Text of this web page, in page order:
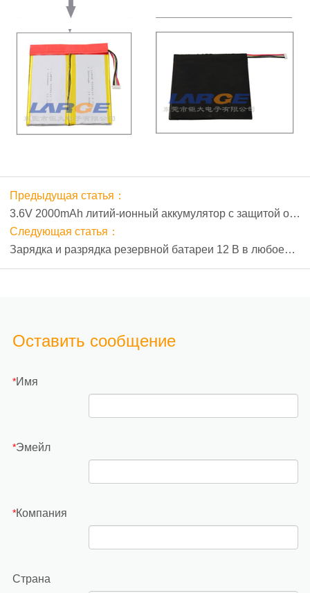
Предыдущая статья：
3.6V 2000mAh литий-ионный аккумулятор с защитой от
взрыва для портативного POS-терминала
Следующая статья：
Зарядка и разрядка резервной батареи 12 В в любое
время Расчетная схема настольного POS-устройства
Оставить сообщение
*Имя
*Эмейл
*Компания
Страна